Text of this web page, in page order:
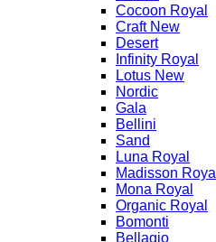
Cocoon Royal
Craft New
Desert
Infinity Royal
Lotus New
Nordic
Gala
Bellini
Sand
Luna Royal
Madisson Royal
Mona Royal
Organic Royal
Bomonti
Bellagio